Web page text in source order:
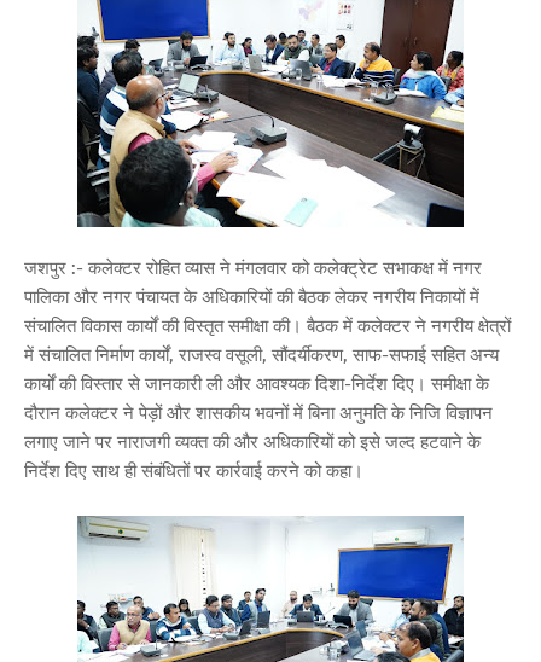
जशपुर :- कलेक्टर रोहित व्यास ने मंगलवार को कलेक्ट्रेट सभाकक्ष में नगर
पालिका और नगर पंचायत के अधिकारियों की बैठक लेकर नगरीय निकायों में
संचालित विकास कार्यों की विस्तृत समीक्षा की। बैठक में कलेक्टर ने नगरीय क्षेत्रों
में संचालित निर्माण कार्यों, राजस्व वसूली, सौंदर्यीकरण, साफ-सफाई सहित अन्य
कार्यों की विस्तार से जानकारी ली और आवश्यक दिशा-निर्देश दिए। समीक्षा के
दौरान कलेक्टर ने पेड़ों और शासकीय भवनों में बिना अनुमति के निजि विज्ञापन
लगाए जाने पर नाराजगी व्यक्त की और अधिकारियों को इसे जल्द हटवाने के
निर्देश दिए साथ ही संबंधितों पर कार्रवाई करने को कहा।